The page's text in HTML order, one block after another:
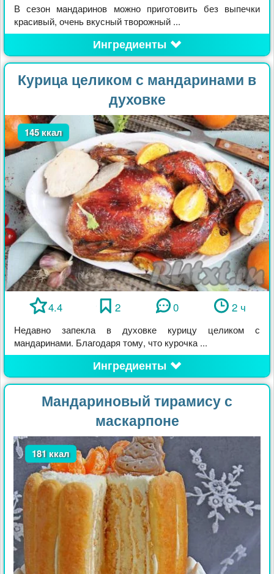
В сезон мандаринов можно приготовить без выпечки
красивый, очень вкусный творожный ...
Ингредиенты
Курица целиком с мандаринами в
духовке
145 ккал
4.4 2 0 2 ч
Недавно запекла в духовке курицу целиком с
мандаринами. Благодаря тому, что курочка ...
Ингредиенты
Мандариновый тирамису с
маскарпоне
181 ккал